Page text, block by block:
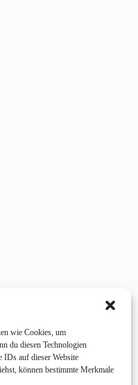
wie Cookies, um
du diesen Technologien
IDs auf dieser Website
können bestimmte Merkmale